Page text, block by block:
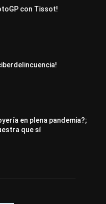
Secciones
con Tissot!
en plena pandemia?;
que sí